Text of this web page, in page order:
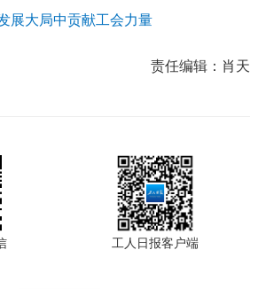
展大局中贡献工会力量
责任编辑： 肖天
工人日报客户端